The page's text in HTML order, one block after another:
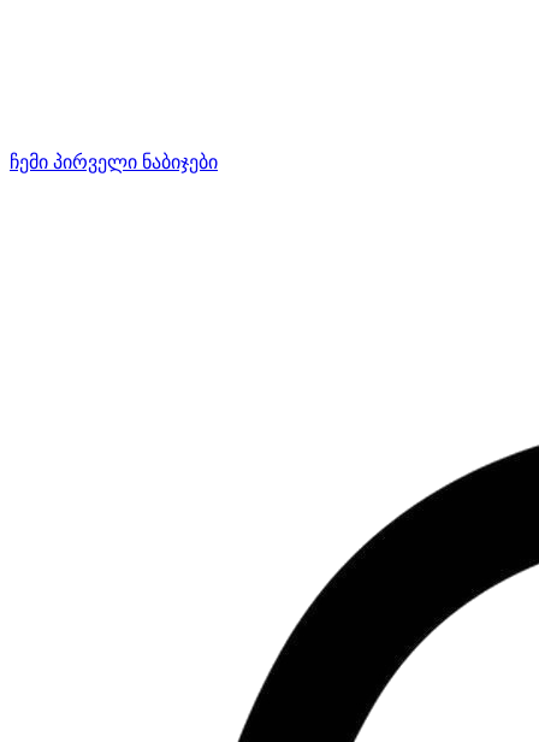
ჩემი პირველი ნაბიჯები